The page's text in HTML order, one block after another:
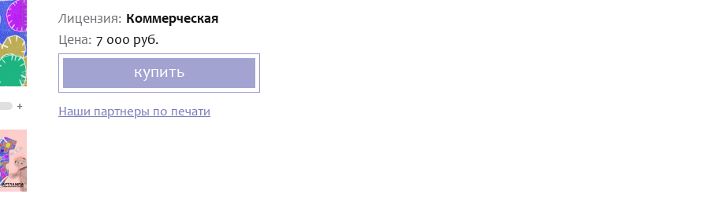
+
Лицензия: Коммерческая
Цена: 7 000 руб.
купить
Наши партнеры по печати